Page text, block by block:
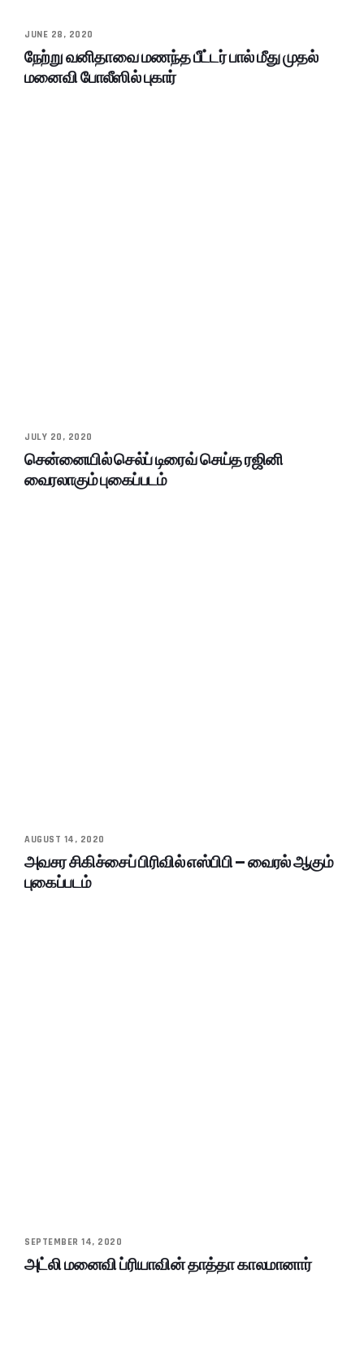
JUNE 28, 2020
நேற்று வனிதாவை மணந்த பீட்டர் பால் மீது முதல்
மனைவி போலீஸில் புகார்
JULY 20, 2020
சென்னையில் செல்ப் டிரைவ் செய்த ரஜினி
வைரலாகும் புகைப்படம்
AUGUST 14, 2020
அவசர சிகிச்சைப் பிரிவில் எஸ்பிபி – வைரல் ஆகும்
புகைப்படம்
SEPTEMBER 14, 2020
அட்லி மனைவி ப்ரியாவின் தாத்தா காலமானார்